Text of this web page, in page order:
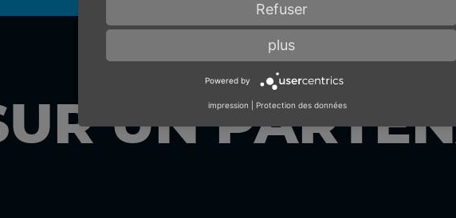
UN
Refuser
plus
Powered by
impression Protection des données